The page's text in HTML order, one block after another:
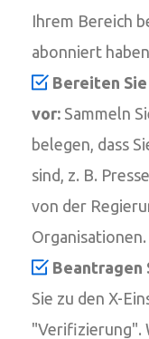
Ihrem Bereich
abonniert
Bereiten
vor: Sammeln
belegen, dass
sind, z. B.
von der
Organisationen.
Beantragen
Sie zu den X-
"Verifizierung".